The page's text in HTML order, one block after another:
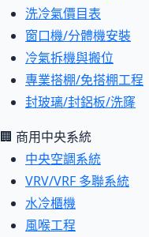
洗冷氣價目表
窗口機/分體機安裝
冷氣拆機與搬位
專業搭棚/免搭棚工程
封玻璃/封鋁板/洗窿
🏢 商用中央系統
中央空調系統
VRV/VRF 多聯系統
水冷櫃機
風喉工程